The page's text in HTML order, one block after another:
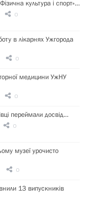
культура і спорт»…
0
в лікарнях Ужгорода
0
медицини УжНУ
0
переймали досвід…
0
музеї урочисто
0
13 випускників